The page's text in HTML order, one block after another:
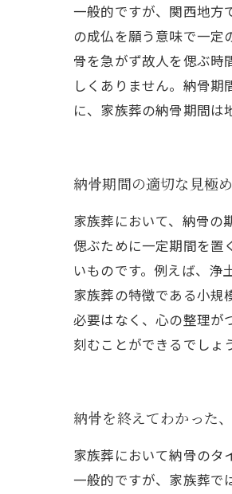
一般的ですが、関西地方
の成仏を願う意味で一定
骨を急がず故人を偲ぶ時
しくありません。納骨
に、家族葬の納骨期間は
納骨期間の適切な見極
家族葬において、納骨の
偲ぶために一定期間を置
いものです。例えば、浄
家族葬の特徴である小規
必要はなく、心の整理が
刻むことができるでしょ
納骨を終えてわかった
家族葬において納骨のタ
一般的ですが、家族葬で